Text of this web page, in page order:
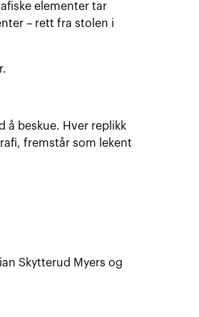
elementer tar
– rett fra stolen i
å beskue. Hver replikk
fremstår som lekent
Skytterud Myers og